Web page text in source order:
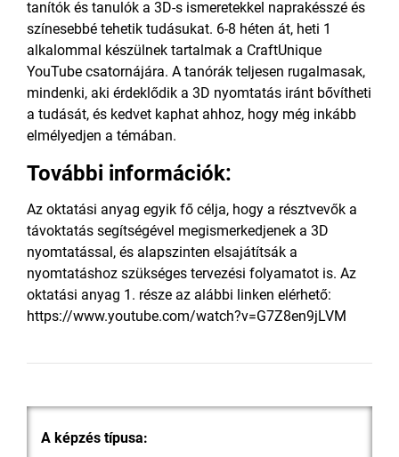
tanítók és tanulók a 3D-s ismeretekkel naprakésszé és
színesebbé tehetik tudásukat. 6-8 héten át, heti 1
alkalommal készülnek tartalmak a CraftUnique
YouTube csatornájára. A tanórák teljesen rugalmasak,
mindenki, aki érdeklődik a 3D nyomtatás iránt bővítheti
a tudását, és kedvet kaphat ahhoz, hogy még inkább
elmélyedjen a témában.
További információk:
Az oktatási anyag egyik fő célja, hogy a résztvevők a
távoktatás segítségével megismerkedjenek a 3D
nyomtatással, és alapszinten elsajátítsák a
nyomtatáshoz szükséges tervezési folyamatot is. Az
oktatási anyag 1. része az alábbi linken elérhető:
https://www.youtube.com/watch?v=G7Z8en9jLVM
A képzés típusa: